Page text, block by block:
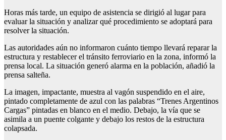
Horas más tarde, un equipo de asistencia se dirigió al lugar para
evaluar la situación y analizar qué procedimiento se adoptará para
resolver la situación.
Las autoridades aún no informaron cuánto tiempo llevará reparar la
estructura y restablecer el tránsito ferroviario en la zona, informó la
prensa local. La situación generó alarma en la población, añadió la
prensa salteña.
La imagen, impactante, muestra al vagón suspendido en el aire,
pintado completamente de azul con las palabras “Trenes Argentinos
Cargas” pintadas en blanco en el medio. Debajo, la vía que se
asimila a un puente colgante y debajo los restos de la estructura
colapsada.